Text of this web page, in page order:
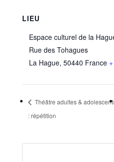
LIEU
Espace culturel de la
Rue des Tohagues
La Hague, 50440 France
Théâtre adultes &
: répétition